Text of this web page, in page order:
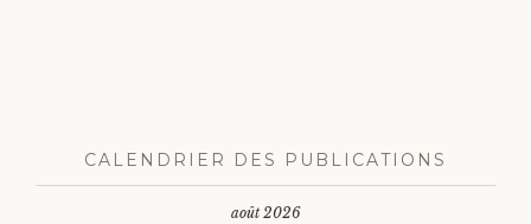
CALENDRIER DES PUBLICATIONS
août 2026